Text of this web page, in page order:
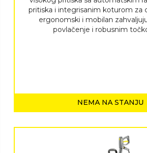
pritiska i integrisanim koturom za
ergonomski i mobilan
povlačenje i robusnim
NEMA NA STANJU